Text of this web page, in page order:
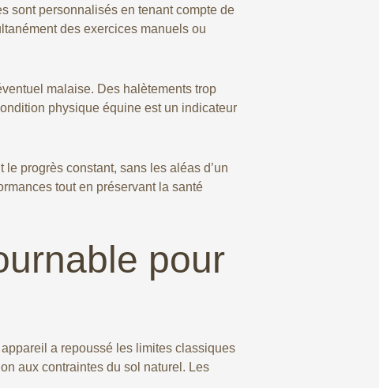
sont personnalisés en tenant compte de
des exercices manuels ou
malaise. Des halètements trop
physique équine est un indicateur
progrès constant, sans les aléas d’un
tout en préservant la santé
pour
a repoussé les limites classiques
aux contraintes du sol naturel. Les